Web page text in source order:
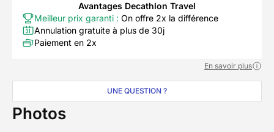
Avantages Decathlon Travel
Meilleur prix garanti : On offre 2x la différence
Annulation gratuite à plus de 30j
Paiement en 2x
En savoir plus
UNE QUESTION ?
Photos